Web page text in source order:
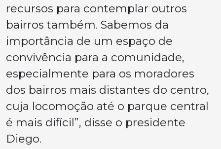
recursos para contemplar outros
bairros também. Sabemos da
importância de um espaço de
convivência para a comunidade,
especialmente para os moradores
dos bairros mais distantes do centro,
cuja locomoção até o parque central
é mais difícil”, disse o presidente
Diego.